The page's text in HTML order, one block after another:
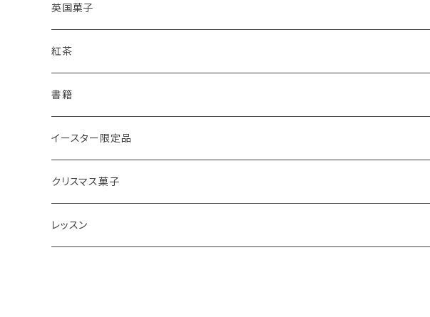
レモンドリズルケーキ
オーガニックラベンダー
ルバーブ
アールグレイ
いちご
プレーンスコーン
スコーンギフト
スコーンと紅茶のギフト
アールグレイティースコーン
チーズスコーン
オーガニックラベンダー
抹茶と小豆
栗のスコーン
英国菓子
レモンドリズルケーキ
バナナブレッド
ウエリッシュケーキ
ヴィクトリアサンドイッチケーキ
オレンジとポピーシードのケーキ
紅茶
アールグレイ
リーフ
ティーバッグ
セイロンティー
ディンブラ
ウバ
紅茶ギフト
紅茶・お菓子ギフト
薔薇の紅茶
書籍
インテリア
紅茶缶
本
イースター限定品
ビスケット・クッキー
アイシングクッキー
クリスマス菓子
ミンスパイ
レッスン